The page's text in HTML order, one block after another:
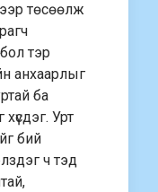
төсөөлж
тэр
анхаарлыг
ба
Урт
бий
ч тэд